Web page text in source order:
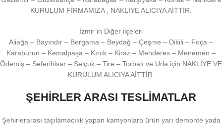
KURULUM FİRMAMIZA , NAKLİYE ALICIYA AİTTİR.
İzmir’in Diğer ilçeleri
Aliağa – Bayındır – Bergama – Beydağ – Çeşme – Dikili – Foça –
Karaburun – Kemalpaşa – Kınık – Kiraz – Menderes – Menemen –
Ödemiş – Seferihisar – Selçuk – Tire – Torbalı ve Urla için NAKLİYE VE
KURULUM ALICIYA AİTTİR.
ŞEHİRLER ARASI TESLİMATLAR
Şehirlerarası taşılamacılık yapan kamyonlara ürün yarı demonte yada